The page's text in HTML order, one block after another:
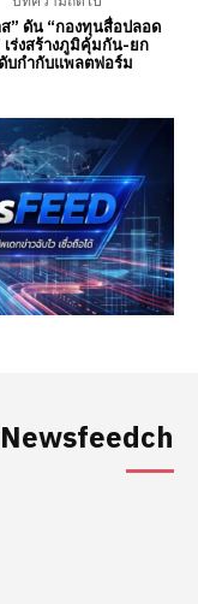
Newsfeedch